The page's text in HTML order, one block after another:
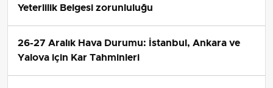
Yeterlilik Belgesi zorunluluğu
26-27 Aralık Hava Durumu: İstanbul, Ankara ve
Yalova için Kar Tahminleri